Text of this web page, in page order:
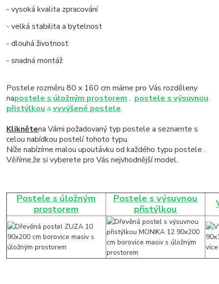
- vysoká kvalita zpracování
- velká stabilita a bytelnost
- dlouhá životnost
- snadná montáž
Postele rozměru 80 x 160 cm máme pro Vás rozděleny
napostele s úložným prostorem , postele s výsuvnou
přistýlkou avyvýšené postele.
Kliknětena Vámi požadovaný typ postele a seznamte s
celou nabídkou postelí tohoto typu.
Níže nabízíme malou upoutávku od každého typu postele .
Věříme,že si vyberete pro Vás nejvhodnější model.
Postele s úložným
prostorem
Postele s výsuvnou
přistýlkou